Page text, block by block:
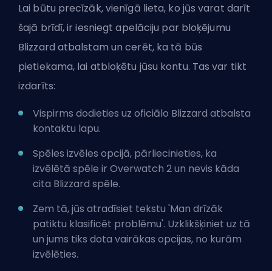
Lai būtu precīzāk, vienīgā lieta, ko jūs varat darīt
šajā brīdī, ir iesniegt apelāciju par bloķējumu
Blizzard atbalstam un cerēt, ka tā būs
pietiekama, lai atbloķētu jūsu kontu. Tas var tikt
izdarīts:
Vispirms dodieties uz oficiālo Blizzard atbalsta
kontaktu lapu.
Spēles izvēles opcijā, pārliecinieties, ka
izvēlētā spēle ir Overwatch 2 un nevis kāda
cita Blizzard spēle.
Zem tā, jūs atradīsiet tekstu 'Man drīzāk
patiktu klasificēt problēmu'. Uzklikšķiniet uz tā
un jums tiks dota vairākas opcijas, no kurām
izvēlēties.